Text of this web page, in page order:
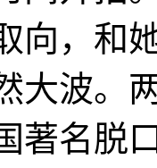
向，和
大波。
著名脱